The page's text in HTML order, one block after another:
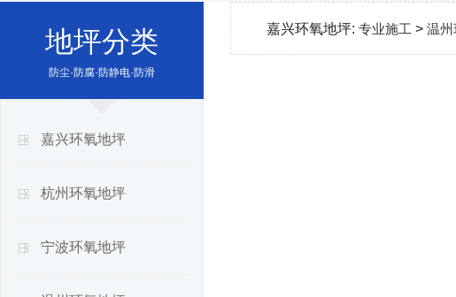
地坪分类
防尘·防腐·防静电·防滑
嘉兴环氧地坪
杭州环氧地坪
宁波环氧地坪
嘉兴环氧地坪: 专业施工 > 温